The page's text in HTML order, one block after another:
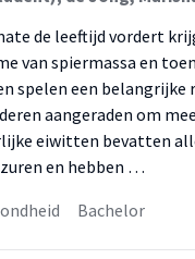
de leeftijd vordert
van spiermassa en
spelen een belangrijke
aangeraden om
eiwitten bevatten
en hebben …
Bachelor